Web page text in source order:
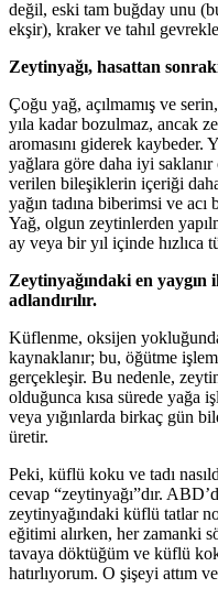
değil, eski tam buğday unu
ekşir), kraker ve tahıl
Zeytinyağı, hasattan
Çoğu yağ, açılmamış ve
yıla kadar bozulmaz, ancak
aromasını giderek kaybeder.
yağlara göre daha iyi
verilen bileşiklerin içeriği
yağın tadına biberimsi ve
Yağ, olgun zeytinlerden
ay veya bir yıl içinde hızlıca
Zeytinyağındaki en
adlandırılır.
Küflenme, oksijen
kaynaklanır; bu, öğütme
gerçekleşir. Bu nedenle,
olduğunca kısa sürede yağa
veya yığınlarda birkaç gün
üretir.
Peki, küflü koku ve tadı
cevap “zeytinyağı”dır.
zeytinyağındaki küflü tatlar
eğitimi alırken, her zamanki
tavaya döktüğüm ve küflü
hatırlıyorum. O şişeyi attım